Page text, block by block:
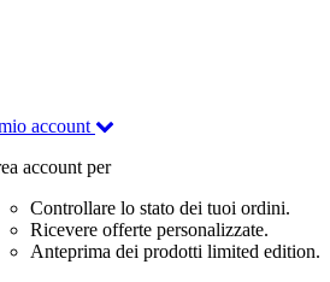
account
account per
Controllare lo stato dei tuoi ordini.
Ricevere offerte personalizzate.
Anteprima dei prodotti limited edition.